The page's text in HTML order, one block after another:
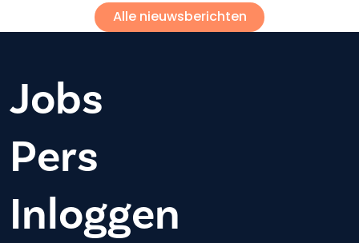
Alle nieuwsberichten
Jobs
Pers
Inloggen